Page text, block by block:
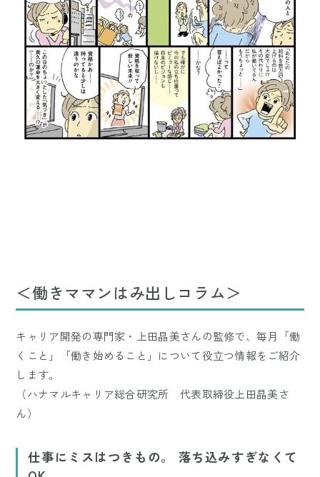
＜働きママンはみ出しコラム＞
キャリア開発の専門家・上田晶美さんの監修で、毎月「働
くこと」「働き始めること」について役立つ情報をご紹介
します。
（ハナマルキャリア総合研究所 代表取締役上田晶美さ
ん）
仕事にミスはつきもの。 落ち込みすぎなくて